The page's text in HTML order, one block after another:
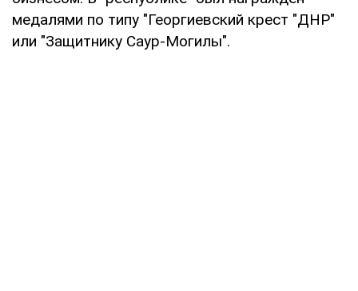
медалями по типу "Георгиевский крест "ДНР"
или "Защитнику Саур-Могилы".